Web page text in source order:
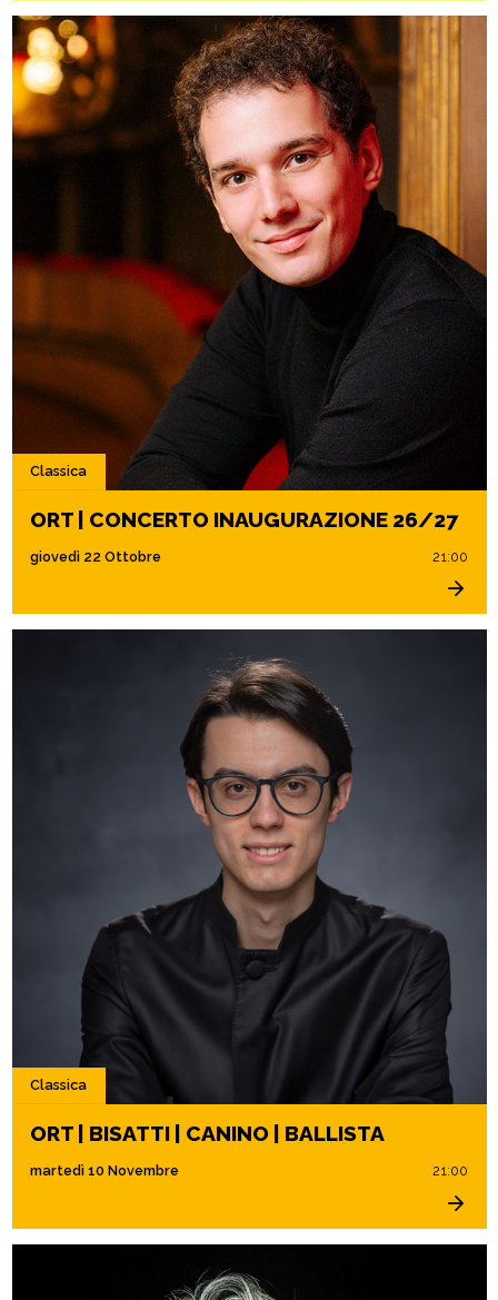
Classica
ORT | CONCERTO INAUGURAZIONE 26/27
giovedì 22 Ottobre 21:00
Classica
ORT | BISATTI | CANINO | BALLISTA
martedì 10 Novembre 21:00